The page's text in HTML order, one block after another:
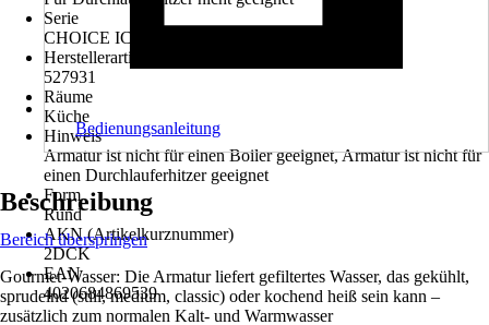
Serie
CHOICE ICONA-C
Herstellerartikelnummer
527931
Räume
Küche
Hinweis
Armatur ist nicht für einen Boiler geeignet, Armatur ist nicht für
einen Durchlauferhitzer geeignet
Form
Rund
AKN (Artikelkurznummer)
2DCK
EAN
4020684869539
Bedienungsanleitung
Beschreibung
Bereich überspringen
Gourmet-Wasser: Die Armatur liefert gefiltertes Wasser, das gekühlt,
sprudelnd (still, medium, classic) oder kochend heiß sein kann –
zusätzlich zum normalen Kalt- und Warmwasser